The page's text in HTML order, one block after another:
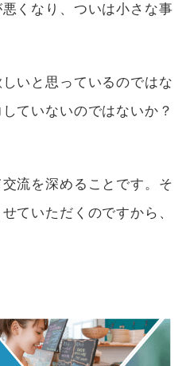
くなり、ついは小さな事
いと思っているのではな
ていないのではないか？
流を深めることです。そ
ていただくのですから、